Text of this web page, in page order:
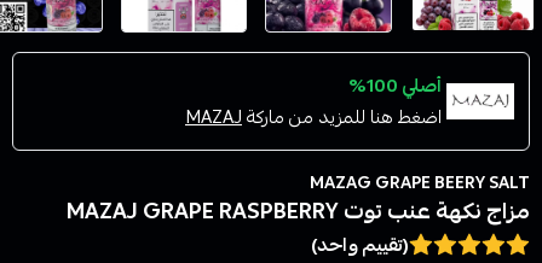
أصلي 100%
اضغط هنا للمزيد من ماركةMAZAJ
MAZAG GRAPE BEERY SALT
مزاج نكهة عنب توت MAZAJ GRAPE RASPBERRY
(تقييم واحد)